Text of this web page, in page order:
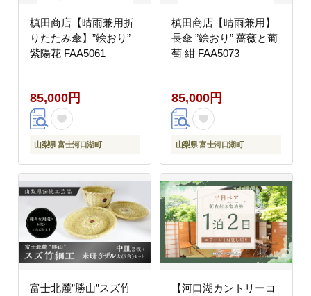
槙田商店【晴雨兼用折
りたたみ傘】”絵おり”
紫陽花 FAA5061
85,000円
山梨県 富士河口湖町
槙田商店【晴雨兼用】
長傘 ”絵おり” 薔薇と葡
萄 紺 FAA5073
85,000円
山梨県 富士河口湖町
富士北麓”勝山”スズ竹
【河口湖カントリーコ